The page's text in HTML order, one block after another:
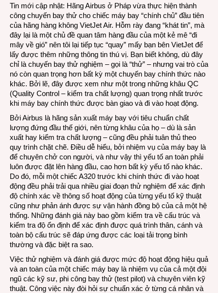
–
vai
bay
thử
chiếc
máy
Tin mới cập nhật: Hãng Airbus ở Pháp vừa thực hiện thành
công chuyến bay thử cho chiếc máy bay “chính chủ” đầu tiên
của hãng hàng không VietJet Air. Hỗm rày đang “khát tin”, mà
đây lại là một chủ đề quan tâm hàng đầu của một kẻ mê “đi
mây về gió” nên tôi lại tiếp tục “quay” mấy bạn bên VietJet để
lấy được thêm những thông tin thú vị. Bạn biết không, dù đây
chỉ là chuyến bay thử nghiệm – gọi là “thử” – nhưng vai trò của
nó còn quan trọng hơn bất kỳ một chuyến bay chính thức nào
khác. Bởi lẽ, đây được xem như một trong những khâu QC
(Quality Control – kiểm tra chất lượng) quan trọng nhất trước
khi máy bay chính thức được bàn giao và đi vào hoạt động.
Bởi Airbus là hãng sản xuất máy bay với tiêu chuẩn chất
lượng đứng đầu thế giới, nên từng khâu của họ – dù là sản
xuất hay kiểm tra chất lượng – cũng đều phải tuân thủ theo
quy trình chặt chẽ. Điều dễ hiểu, bởi nhiệm vụ của máy bay là
để chuyên chở con người, và như vậy thì yếu tố an toàn phải
luôn được đặt lên hàng đầu, cao hơn bất kỳ yếu tố nào khác.
Do đó, mỗi một chiếc A320 trước khi chính thức đi vào hoạt
động đều phải trải qua nhiều giai đoạn thử nghiệm để xác định
độ chính xác về thông số hoạt động của từng yếu tố kỹ thuật
cũng như phản ánh được sự vận hành đồng bộ của cả một hệ
thống. Những đánh giá này bao gồm kiểm tra về cấu trúc và
kiểm tra độ ổn định để xác định được quá trình thân, cánh và
toàn bộ cấu trúc sẽ đáp ứng được các loại tải trọng bình
thường và đặc biệt ra sao.
Việc thử nghiệm và đánh giá được mức độ hoạt động hiệu quả
và an toàn của một chiếc máy bay là nhiệm vụ của cả một đội
ngũ các kỹ sư, phi công bay thử (test pilot) và chuyên viên kỹ
thuật. Công việc này đòi hỏi sự chuẩn xác ở từng cá nhân và